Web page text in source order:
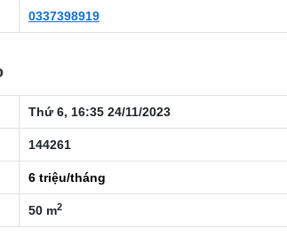
0337398919
Thứ 6, 16:35 24/11/2023
144261
6 triệu/tháng
50 m2